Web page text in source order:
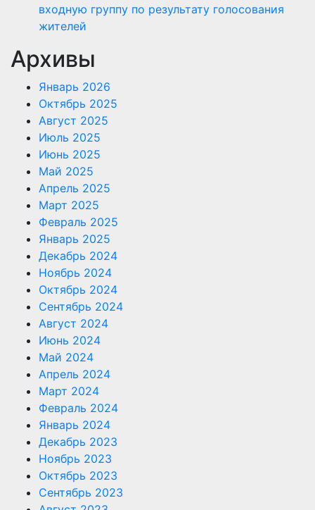
входную группу по результату голосования
жителей
Архивы
Январь 2026
Октябрь 2025
Август 2025
Июль 2025
Июнь 2025
Май 2025
Апрель 2025
Март 2025
Февраль 2025
Январь 2025
Декабрь 2024
Ноябрь 2024
Октябрь 2024
Сентябрь 2024
Август 2024
Июнь 2024
Май 2024
Апрель 2024
Март 2024
Февраль 2024
Январь 2024
Декабрь 2023
Ноябрь 2023
Октябрь 2023
Сентябрь 2023